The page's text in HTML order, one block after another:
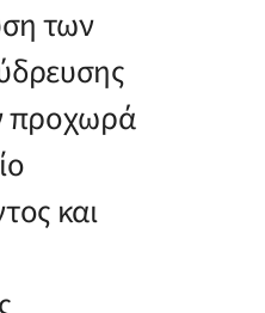
των
προχωρά
και